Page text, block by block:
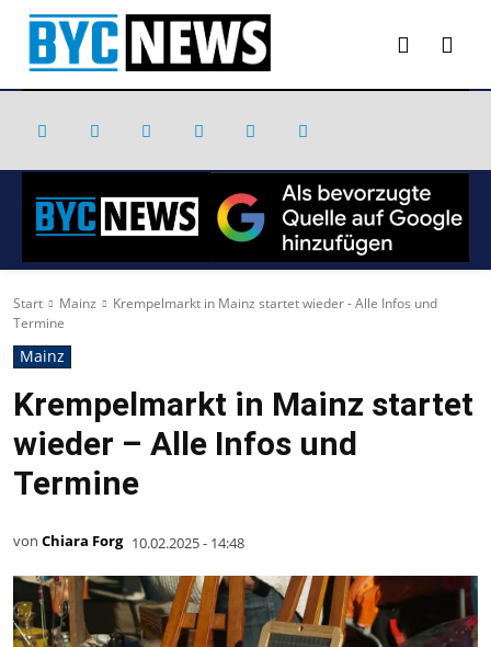
Start Mainz
Krempelmarkt in Mainz startet wieder - Alle Infos und
Termine
Mainz
Krempelmarkt in Mainz startet
wieder – Alle Infos und
Termine
von Chiara Forg 10.02.2025 - 14:48